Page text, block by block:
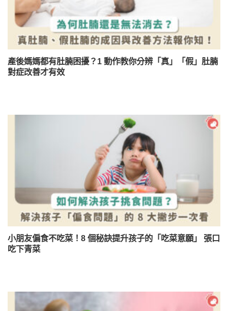
產後媽媽都有肚腩困擾？1 動作教你分辨「真」「假」肚腩
對症改善才有效
小朋友偏食不吃菜！8 個秘訣提升孩子的「吃菜意願」 張口
吃下青菜